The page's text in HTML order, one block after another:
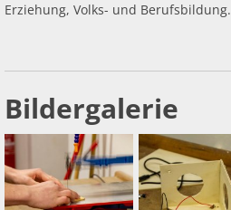
Erziehung, Volks- und Berufsbildung.
Bildergalerie